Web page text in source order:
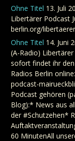
Ohne Titel 13. Juli
Libertärer Podcast
berlin.org/
Ohne Titel 14. Juni
(A-Radio)
sofort findet ihr
Radios Berlin
podcast-
Podcast gehören
Blog):* News aus
der #Schutzehen*
60 MinutenAll